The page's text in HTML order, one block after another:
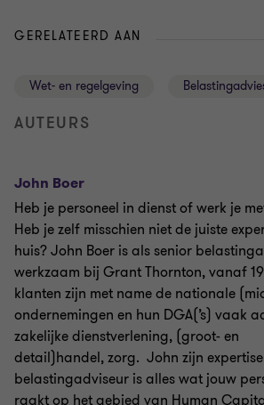
GERELATEERD AAN
Wet- en regelgeving
AUTEURS
John Boer
Heb je personeel in dienst of werk je
Heb je zelf misschien niet de juiste
huis? John Boer is als senior
werkzaam bij Grant Thornton, vanaf
klanten zijn met name de nationale
ondernemingen en hun DGA(’s) vaak
zakelijke dienstverlening, (groot- en
detail)handel, zorg. John zijn
belastingadviseur is alles wat jouw
raakt op het gebied van Human